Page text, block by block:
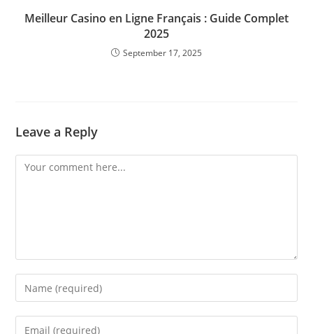
Meilleur Casino en Ligne Français : Guide Complet
2025
September 17, 2025
Leave a Reply
Comment
Enter
your
name
Enter